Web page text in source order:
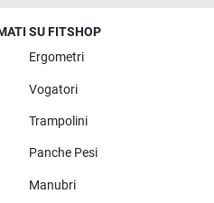
SU FITSHOP
Ergometri
Vogatori
Trampolini
Panche Pesi
Manubri